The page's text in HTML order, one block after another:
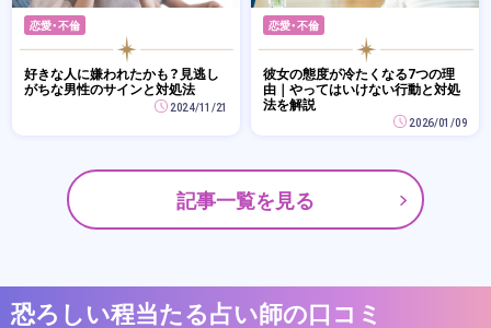
恋愛・不倫
好きな人に嫌われたかも？見逃し
がちな男性のサインと対処法
2024/11/21
恋愛・不倫
彼女の態度が冷たくなる7つの理
由｜やってはいけない行動と対処
法を解説
2026/01/09
記事一覧を見る
恐ろしい程当たる占い師の口コミ